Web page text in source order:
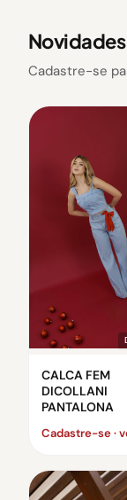
Cadastre-se
CALCA FEM
DICOLLANI
PANTALONA
Cadastre-se ·